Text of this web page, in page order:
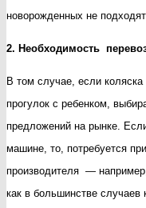
новорожденных не подходят.
2. Необходимость
В том случае, если
прогулок с ребенком,
предложений на рынке.
машине, то, потребуется
производителя —
как в большинстве случаев